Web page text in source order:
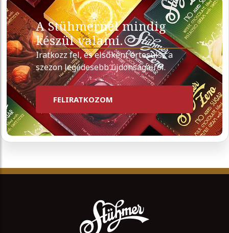
A Stühmernél mindig
készül valami.
Iratkozz fel, és elsőként értesülsz a
szezon legédesebb újdonságairól.
FELIRATKOZOM